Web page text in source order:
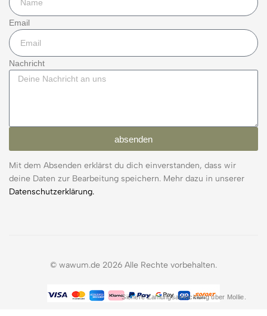
Email
Nachricht
absenden
Mit dem Absenden erklärst du dich einverstanden, dass wir
deine Daten zur Bearbeitung speichern. Mehr dazu in unserer
Datenschutzerklärung.
© wawum.de 2026 Alle Rechte vorbehalten.
Sichere Zahlungsabwicklung über Mollie.